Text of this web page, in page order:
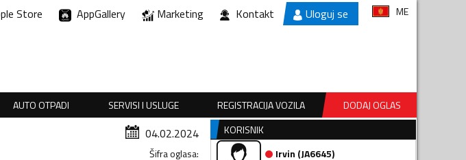
Store AppGallery Marketing Kontakt Uloguj se ME
AUTO OTPADI SERVISI I USLUGE REGISTRACIJA VOZILA
DODAJ OGLAS
04.02.2024
Šifra oglasa:
KORISNIK
Irvin (JA6645)